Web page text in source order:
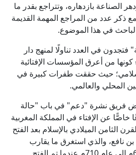
الصناعة بازدهاره، وتتراجع بقدر ما
ذكر عدد من المراجع المهمة القديمة
في هذا الموضوع.
فتجدون في العدد تناولًا لمنهج دار
كونها من أعرق المؤسسات الإفتائية
حيث حققت طفرات كبيرة في
المحلي والعالمي.
فريق نشرة "دعم" في باب "حالة
خاصًّا عن الإفتاء في المملكة المغربية
الثامن الميلادي بالإسلام بعد الفتح
نافع، والذي استغرق ما يقارب